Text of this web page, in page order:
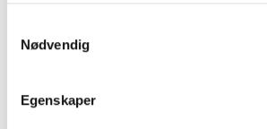
Nødvendig
Egenskaper